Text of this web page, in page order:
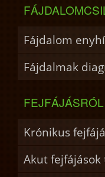
Fájdalom
Fájdalmak
Krónikus
Akut